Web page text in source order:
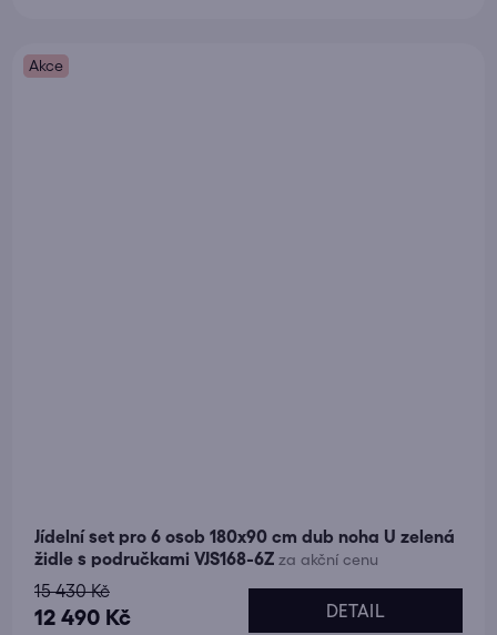
Akce
Jídelní set pro 6 osob 180x90 cm dub noha U zelená
židle s područkami VJS168-6Z za akční cenu
12 490 Kč
15 430 Kč
DETAIL